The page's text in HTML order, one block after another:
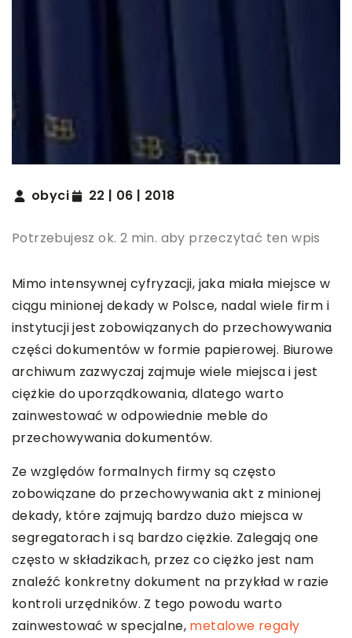
obyci 22 | 06 | 2018
Potrzebujesz ok. 2 min. aby przeczytać ten wpis
Mimo intensywnej cyfryzacji, jaka miała miejsce w
ciągu minionej dekady w Polsce, nadal wiele firm i
instytucji jest zobowiązanych do przechowywania
części dokumentów w formie papierowej. Biurowe
archiwum zazwyczaj zajmuje wiele miejsca i jest
ciężkie do uporządkowania, dlatego warto
zainwestować w odpowiednie meble do
przechowywania dokumentów.
Ze względów formalnych firmy są często
zobowiązane do przechowywania akt z minionej
dekady, które zajmują bardzo dużo miejsca w
segregatorach i są bardzo ciężkie. Zalegają one
często w składzikach, przez co ciężko jest nam
znaleźć konkretny dokument na przykład w razie
kontroli urzędników. Z tego powodu warto
zainwestować w specjalne, metalowe regały